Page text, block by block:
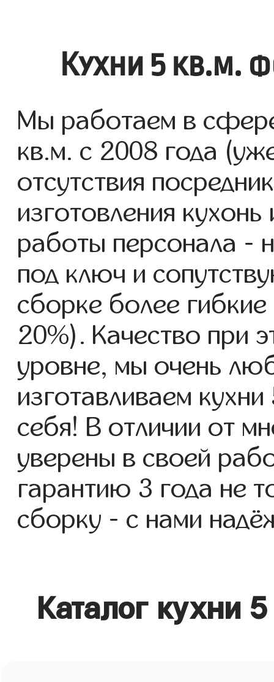
Кухни 5 кв.м.
Мы работаем в
кв.м. с 2008 года
отсутствия
изготовления
работы персонала -
под ключ и
сборке более
20%). Качество при
уровне, мы очень
изготавливаем
себя! В отличии от
уверены в своей
гарантию 3 года не
сборку - с нами
Каталог кухни